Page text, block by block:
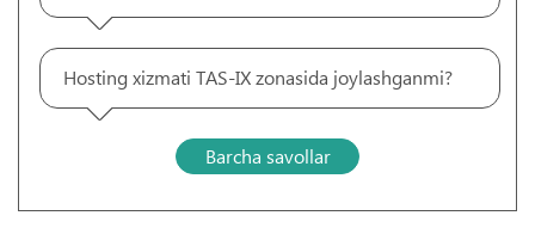
Hosting xizmati TAS-IX zonasida joylashganmi?
Barcha savollar